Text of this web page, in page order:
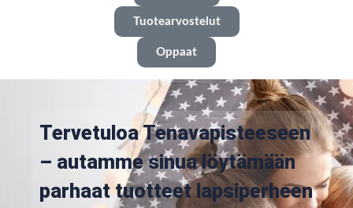
Tuotearvostelut
Oppaat
Tervetuloa Tenavapisteeseen
– autamme sinua löytämään
parhaat tuotteet lapsiperheen